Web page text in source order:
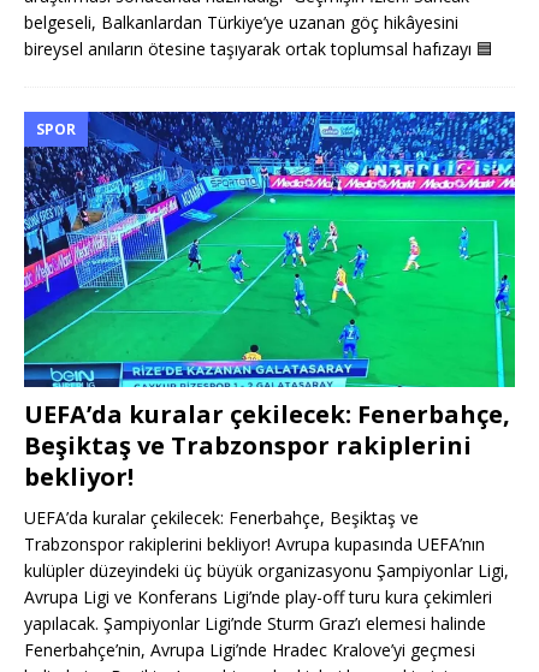
belgeseli, Balkanlardan Türkiye’ye uzanan göç hikâyesini
bireysel anıların ötesine taşıyarak ortak toplumsal hafızayı 🟦
SPOR
UEFA’da kuralar çekilecek: Fenerbahçe,
Beşiktaş ve Trabzonspor rakiplerini
bekliyor!
UEFA’da kuralar çekilecek: Fenerbahçe, Beşiktaş ve
Trabzonspor rakiplerini bekliyor! Avrupa kupasında UEFA’nın
kulüpler düzeyindeki üç büyük organizasyonu Şampiyonlar Ligi,
Avrupa Ligi ve Konferans Ligi’nde play-off turu kura çekimleri
yapılacak. Şampiyonlar Ligi’nde Sturm Graz’ı elemesi halinde
Fenerbahçe’nin, Avrupa Ligi’nde Hradec Kralove’yi geçmesi